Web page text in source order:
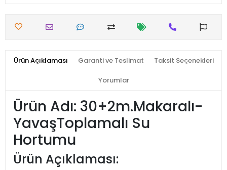
Ürün Açıklaması Garanti ve Teslimat Taksit Seçenekleri
Yorumlar
Ürün Adı: 30+2m.Makaralı-
YavaşToplamalı Su
Hortumu
Ürün Açıklaması: